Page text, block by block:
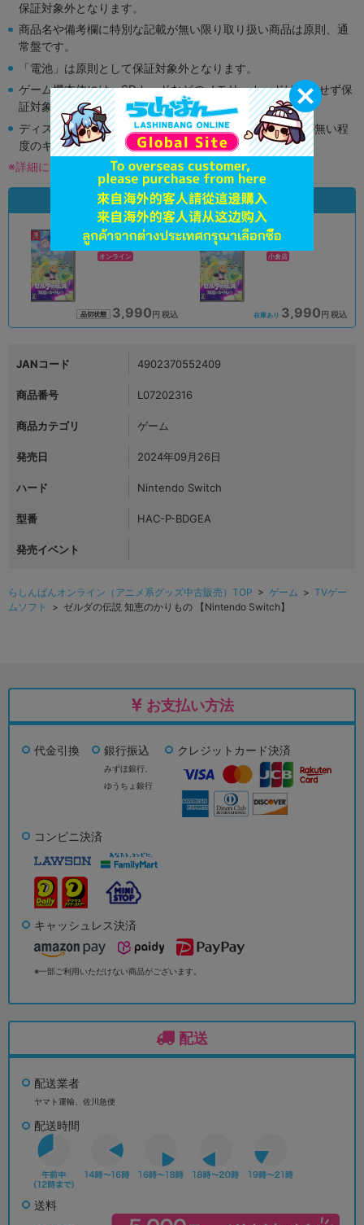
保証対象外となります。
商品名や備考欄に特別な記載が無い限り取り扱い商品は原則、通
常盤です。
「電池」は原則として保証対象外となります。
ゲーム機本体には、SDカードなどのメモリーカードは付属せず保
証対象外となります。
ディスク類の読み取り面のキズに関しまして再生に支障が無い程
度のキズがある場合がございます。
※詳細につきましてはコチラ
状態違いの同一商品
状態 : A
オンライン
品切状態 3,990 円 税込
状態 :
小倉店
在庫あり 3,990 円 税込
JANコード 4902370552409
商品番号 L07202316
商品カテゴリ ゲーム
発売日 2024年09月26日
ハード Nintendo Switch
型番 HAC-P-BDGEA
発売イベント
らしんばんオンライン（アニメ系グッズ中古販売）TOP > ゲーム > TVゲー
ムソフト
> ゼルダの伝説 知恵のかりもの 【Nintendo Switch】
お支払い方法
代金引換 銀行振込
みずほ銀行、
ゆうちょ銀行
クレジットカード決済
コンビニ決済
キャッシュレス決済
※一部ご利用いただけない商品がございます。
配送
配送業者
ヤマト運輸、佐川急便
配送時間
送料